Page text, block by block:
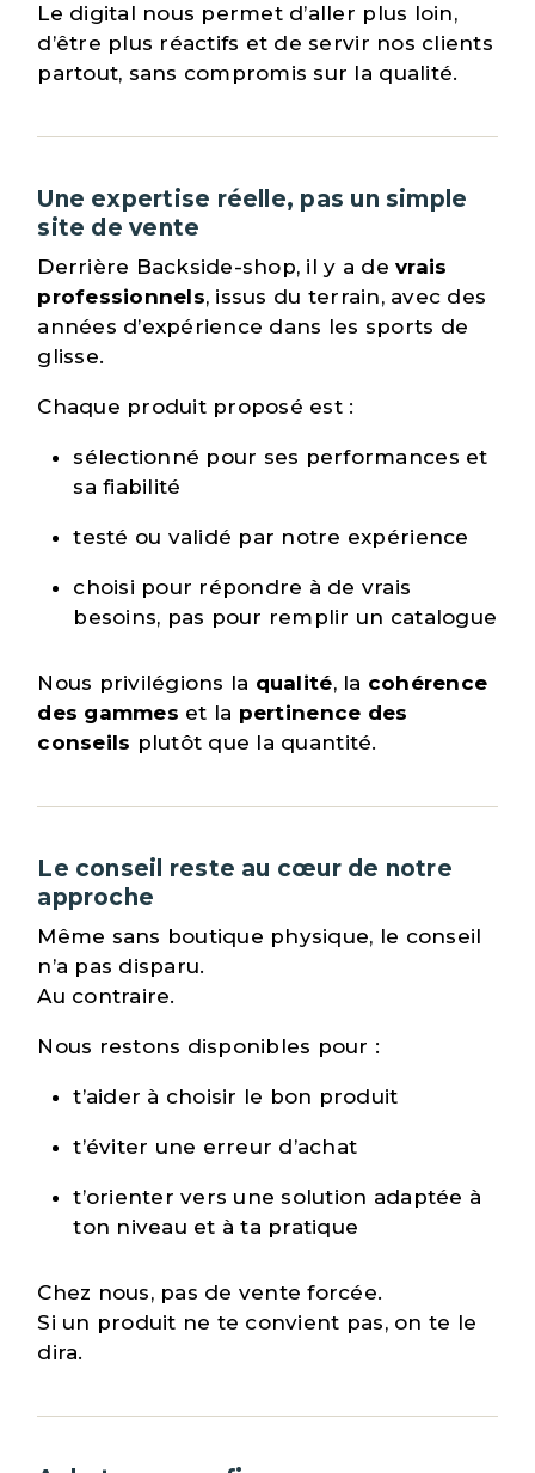
Le digital nous permet d’aller plus loin,
d’être plus réactifs et de servir nos clients
partout, sans compromis sur la qualité.
Une expertise réelle, pas un simple
site de vente
Derrière Backside-shop, il y a devrais
professionnels, issus du terrain, avec des
années d’expérience dans les sports de
glisse.
Chaque produit proposé est :
sélectionné pour ses performances et
sa fiabilité
testé ou validé par notre expérience
choisi pour répondre à de vrais
besoins, pas pour remplir un catalogue
Nous privilégions la qualité, la cohérence
des gammes et la pertinence des
conseils plutôt que la quantité.
Le conseil reste au cœur de notre
approche
Même sans boutique physique, le conseil
n’a pas disparu.
Au contraire.
Nous restons disponibles pour :
t’aider à choisir le bon produit
t’éviter une erreur d’achat
t’orienter vers une solution adaptée à
ton niveau et à ta pratique
Chez nous, pas de vente forcée.
Si un produit ne te convient pas, on te le
dira.